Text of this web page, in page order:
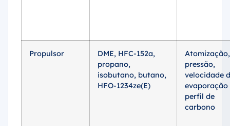
Propulsor
DME, HFC-152a,
propano,
isobutano, butano,
HFO-1234ze(E)
Atomização,
pressão,
velocidade
evaporação
perfil de
carbono